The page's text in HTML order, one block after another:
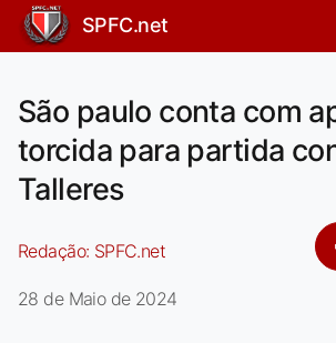
SPFC.net
São paulo conta com
torcida para partida
Talleres
Redação: SPFC.net
28 de Maio de 2024